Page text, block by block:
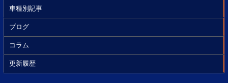
車種別記事
ブログ
コラム
更新履歴